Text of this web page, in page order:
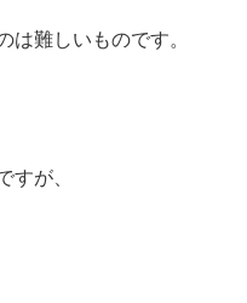
は難しいものです。
すが、